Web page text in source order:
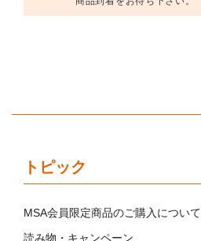
トピック
MSA会員限定商品のご購入について
読み物・キャンペーン